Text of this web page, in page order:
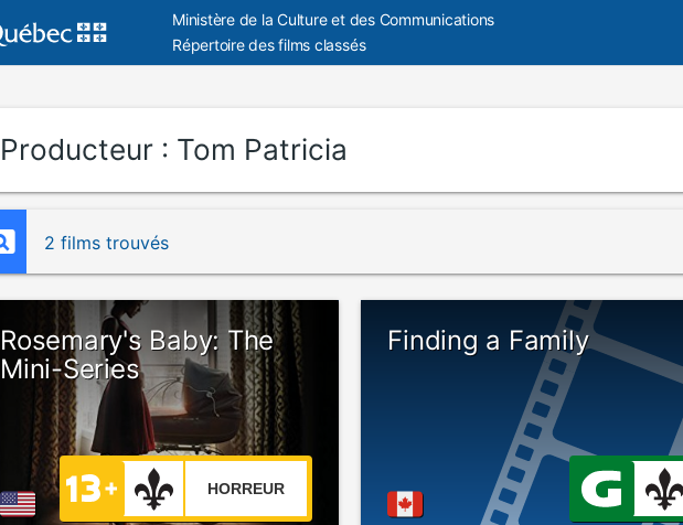
Ministère de la Culture et des Communications
Répertoire des films classés
Producteur : Tom Patricia
2 films trouvés
Rosemary's Baby: The
Mini-Series
HORREUR
Finding a Family